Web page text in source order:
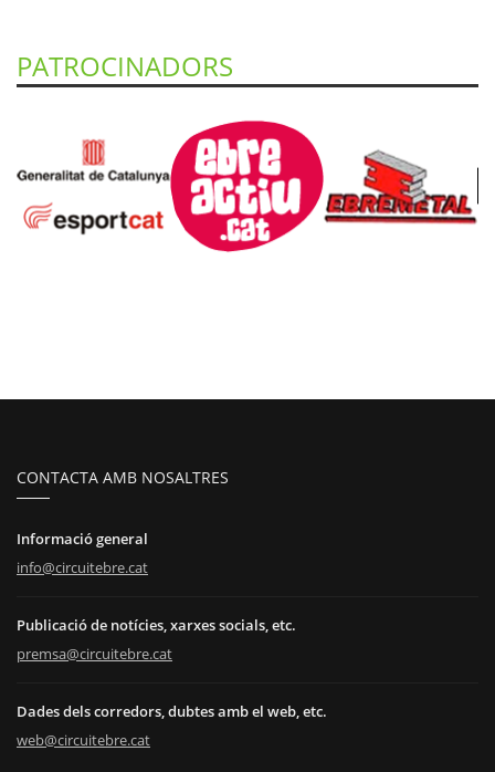
PATROCINADORS
CONTACTA AMB NOSALTRES
Informació general
info@circuitebre.cat
Publicació de notícies, xarxes socials, etc.
premsa@circuitebre.cat
Dades dels corredors, dubtes amb el web, etc.
web@circuitebre.cat